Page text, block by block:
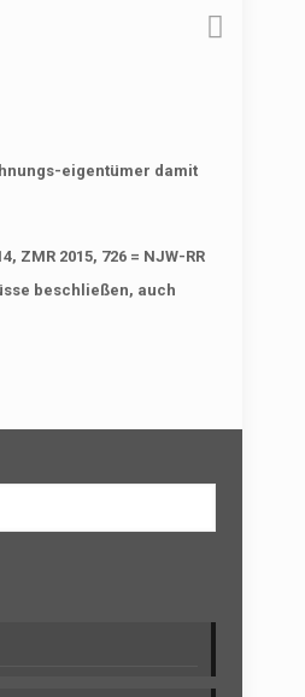
eigentümer damit
2015, 726 = NJW-RR
beschließen, auch